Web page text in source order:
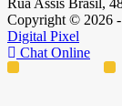
Rua Assis Brasil,
Copyright © 2026 -
Digital Pixel
Chat Online